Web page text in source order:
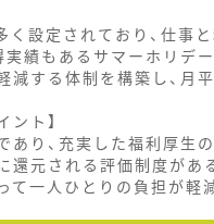
設定されており、仕事
績もあるサマーホリデ
する体制を構築し、月
ント】
り、充実した福利厚生
元される評価制度があ
一人ひとりの負担が軽